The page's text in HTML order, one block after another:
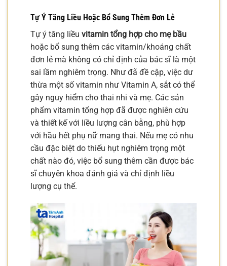
Tự Ý Tăng Liều Hoặc Bổ Sung Thêm Đơn Lẻ
Tự ý tăng liều vitamin tổng hợp cho mẹ bầu
hoặc bổ sung thêm các vitamin/khoáng chất
đơn lẻ mà không có chỉ định của bác sĩ là một
sai lầm nghiêm trọng. Như đã đề cập, việc dư
thừa một số vitamin như Vitamin A, sắt có thể
gây nguy hiểm cho thai nhi và mẹ. Các sản
phẩm vitamin tổng hợp đã được nghiên cứu
và thiết kế với liều lượng cân bằng, phù hợp
với hầu hết phụ nữ mang thai. Nếu mẹ có nhu
cầu đặc biệt do thiếu hụt nghiêm trọng một
chất nào đó, việc bổ sung thêm cần được bác
sĩ chuyên khoa đánh giá và chỉ định liều
lượng cụ thể.